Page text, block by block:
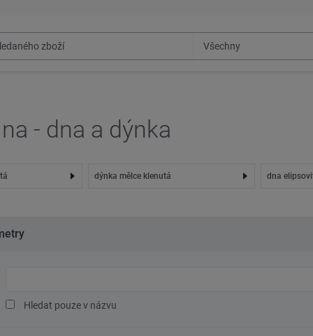
- dna a dýnka
dýnka mělce klenutá dna
Hledat pouze v názvu